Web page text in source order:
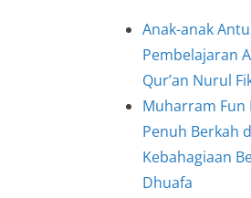
Anak-anak
Pembelajaran
Qur’an Nurul
Muharram Fun
Penuh Berkah
Kebahagiaan
Dhuafa